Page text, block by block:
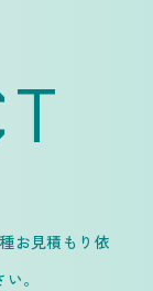
お見積もり依
。